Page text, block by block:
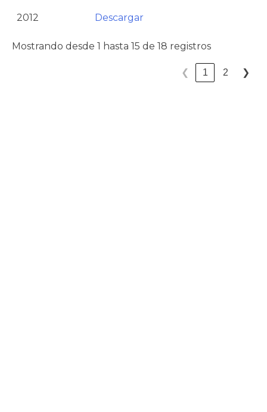
2012 Descargar
Mostrando desde 1 hasta 15 de 18 registros
❮ 1 2 ❯